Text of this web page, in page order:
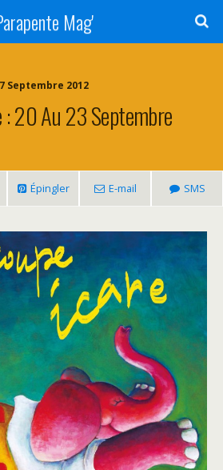
Mag'
7 Septembre 2012
: 20 Au 23 Septembre
Épingler E-mail SMS